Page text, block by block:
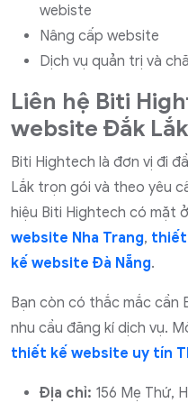
webiste
Nâng cấp website
Dịch vụ quản trị và
Liên hệ Biti
website Đắk
Biti Hightech là đơn vị đi
Lắk trọn gói và theo yêu
hiệu Biti Hightech có mặt
website Nha Trang, thiết
kế website Đà Nẵng.
Bạn còn có thắc mắc cần
nhu cầu đăng kí dịch vụ.
thiết kế website uy tín
Địa chỉ: 156 Mẹ Thứ,